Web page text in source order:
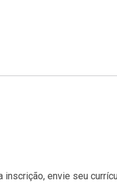
inscrição, envie seu